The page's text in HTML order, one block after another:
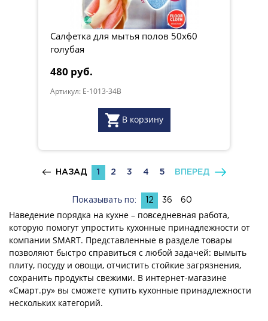
Салфетка для мытья полов 50x60
голубая
480 руб.
Артикул: E-1013-34B
В корзину
НАЗАД 1 2 3 4 5 ВПЕРЕД
Показывать по: 12 36 60
Наведение порядка на кухне – повседневная работа,
которую помогут упростить кухонные принадлежности от
компании SMART. Представленные в разделе товары
позволяют быстро справиться с любой задачей: вымыть
плиту, посуду и овощи, отчистить стойкие загрязнения,
сохранить продукты свежими. В интернет-магазине
«Смарт.ру» вы сможете купить кухонные принадлежности
нескольких категорий.